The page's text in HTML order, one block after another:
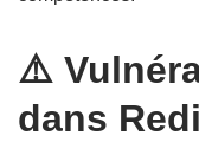
⚠️
dans